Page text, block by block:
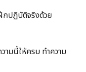
กปฏิบัติจริงด้วย
มนี้ให้ครบ ทำความ